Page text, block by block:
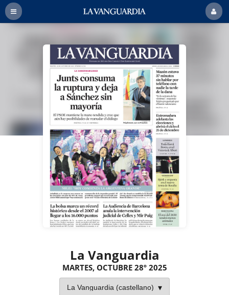
La Vanguardia
MARTES, OCTUBRE 28º 2025